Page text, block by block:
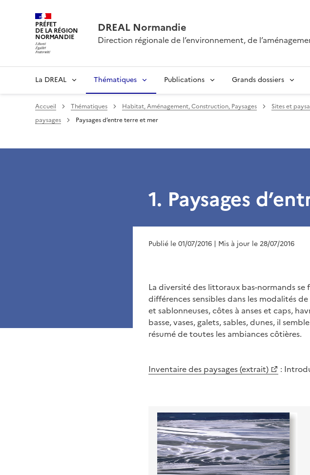
PRÉFET
DE LA RÉGION
NORMANDIE
DREAL Normandie
Direction régionale de l’environnement, de
La DREAL Thématiques Publications Grands dossiers
Accueil Thématiques Habitat, Aménagement, Construction, Paysages Sites et
paysages
Paysages d’entre terre et mer
1. Paysages
Publié le 01/07/2016 | Mis à jour le 28/07/2016
La diversité des littoraux bas-normands
différences sensibles dans les modalités
et sablonneuses, côtes à anses et caps,
basse, vases, galets, sables, dunes, il
résumé de toutes les ambiances côtières.
Inventaire des paysages (extrait) :